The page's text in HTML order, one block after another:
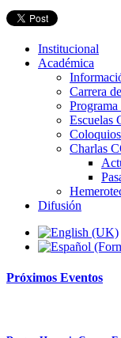
Institucional
Académica
Carrera
Programa
Escuelas
Coloquios
Charlas
Difusión
Próximos Eventos